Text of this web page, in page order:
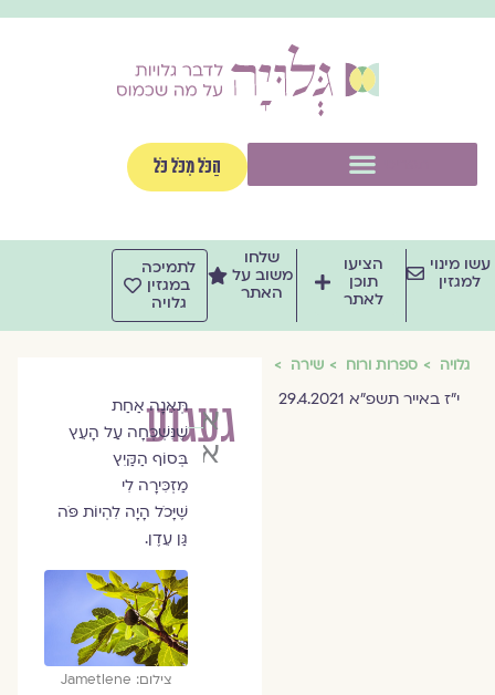
הַכֹּל מִכֹּל כֹּל
מינוי
למגזין
הציעו
תוכן
לאתר
שלחו
משוב על
האתר
לתמיכה
במגזין
גלויה
גלויה ספרות ורוח שירה
י"ז באייר תשפ"א 29.4.2021 געגוע
איריס
אליה-כהן
תְּאֵנָה אַחַת
שֶׁנִּשְׁכְּחָה עַל הָעֵץ
בְּסוֹף הַקַּיִץ
מַזְכִּירָה לִי
שֶׁיָּכֹל הָיָה לִהְיוֹת פֹּה
גַּן עֵדֶן.
צילום: Jametlene